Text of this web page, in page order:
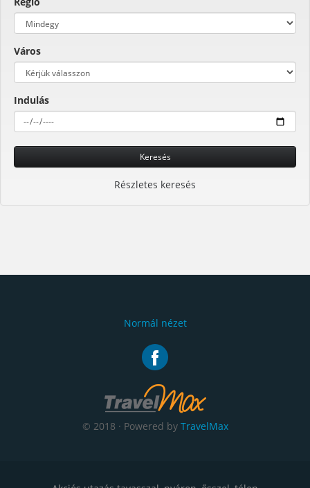
Város
Indulás
Keresés
Részletes keresés
Normál nézet
© 2018 · Powered by TravelMax